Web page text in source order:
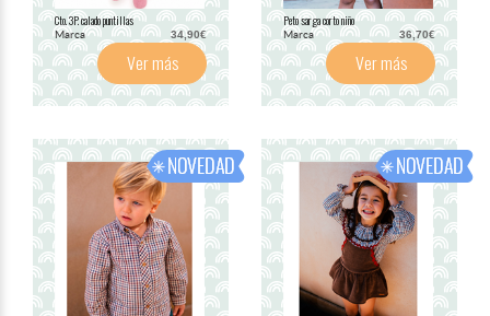
Cto. 3P. calado puntillas
Marca 34,90€
Ver más
Peto sarga corto niño
Marca 36,70€
Ver más